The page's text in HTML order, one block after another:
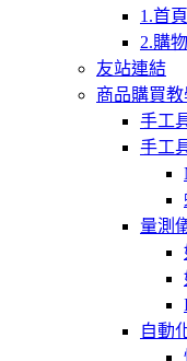
1.首
2.購
友站連結
商品購買
手工
手工
量測
自動